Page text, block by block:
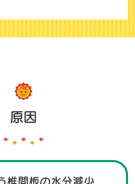
原因
椎間板の水分減少